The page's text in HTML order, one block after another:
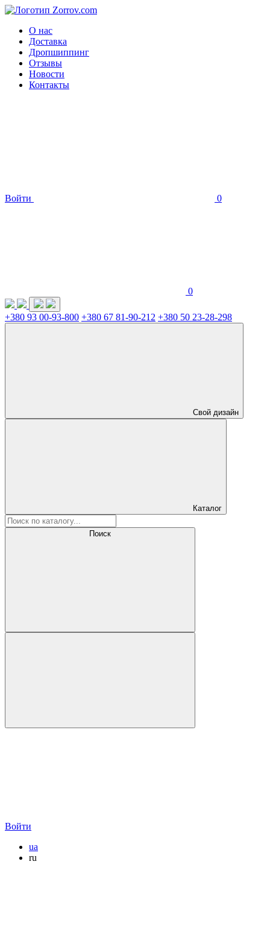
О нас
Доставка
Дропшиппинг
Отзывы
Новости
Контакты
Войти 0
0
+380 93 00-93-800 +380 67 81-90-212 +380 50 23-28-298
Свой дизайн
Каталог
Поиск
Войти
ua
ru